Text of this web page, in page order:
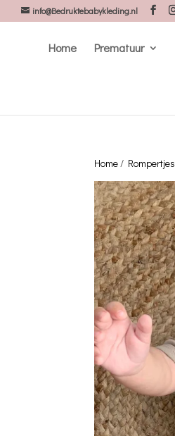
info@Bedruktebabykleding.nl
Home Prematuur
Home/ Rompertjes